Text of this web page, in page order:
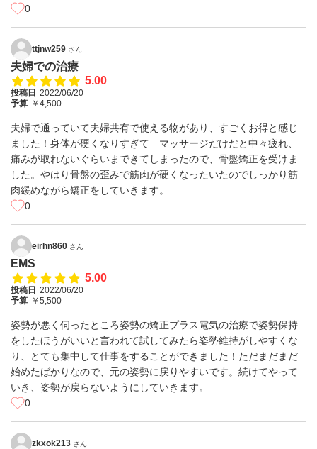
0
ttjnw259 さん
夫婦での治療
5.00
投稿日 2022/06/20
予算 ￥4,500
夫婦で通っていて夫婦共有で使える物があり、すごくお得と感じ
ました！身体が硬くなりすぎて マッサージだけだと中々疲れ、
痛みが取れないぐらいまできてしまったので、骨盤矯正を受けま
した。やはり骨盤の歪みで筋肉が硬くなったいたのでしっかり筋
肉緩めながら矯正をしていきます。
0
eirhn860 さん
EMS
5.00
投稿日 2022/06/20
予算 ￥5,500
姿勢が悪く伺ったところ姿勢の矯正プラス電気の治療で姿勢保持
をしたほうがいいと言われて試してみたら姿勢維持がしやすくな
り、とても集中して仕事をすることができました！ただまだまだ
始めたばかりなので、元の姿勢に戻りやすいです。続けてやって
いき、姿勢が戻らないようにしていきます。
0
zkxok213 さん